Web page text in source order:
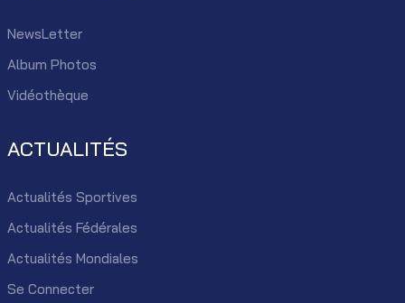
NewsLetter
Album Photos
Vidéothèque
ACTUALITÉS
Actualités Sportives
Actualités Fédérales
Actualités Mondiales
Se Connecter